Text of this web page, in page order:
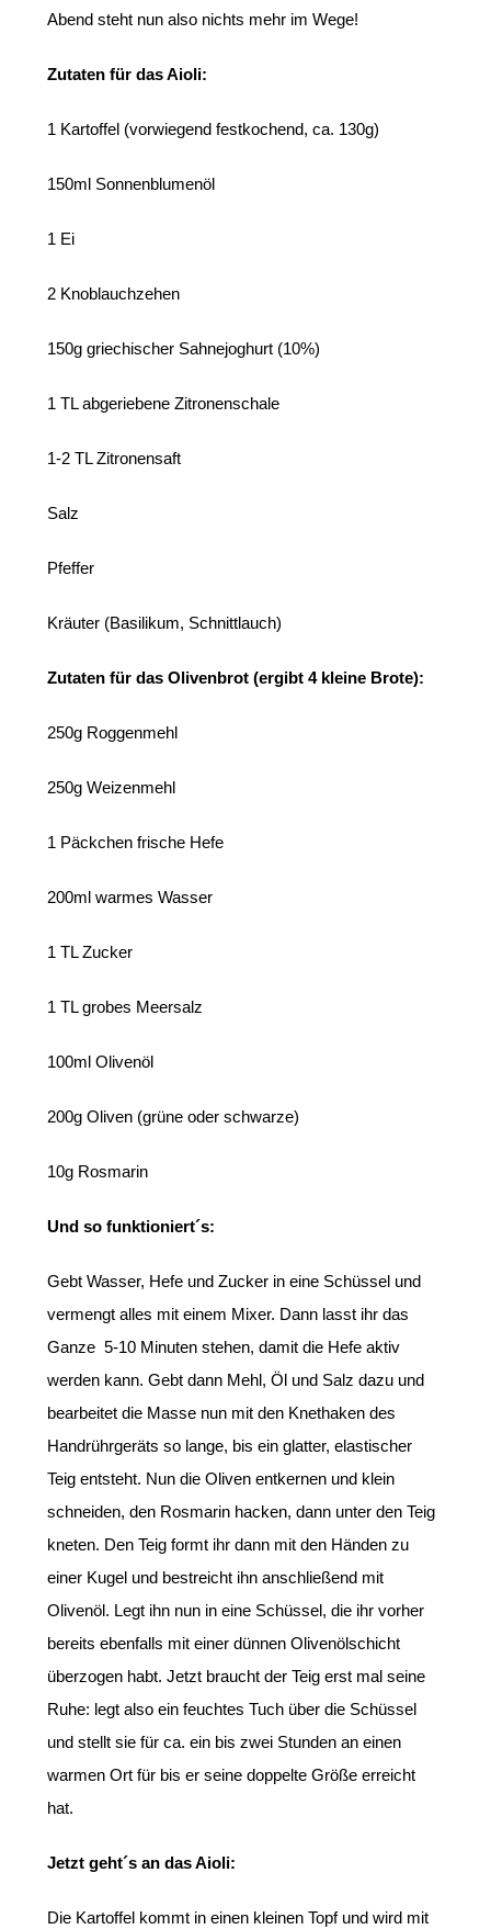
Abend steht nun also nichts mehr im Wege!
Zutaten für das Aioli:
1 Kartoffel (vorwiegend festkochend, ca. 130g)
150ml Sonnenblumenöl
1 Ei
2 Knoblauchzehen
150g griechischer Sahnejoghurt (10%)
1 TL abgeriebene Zitronenschale
1-2 TL Zitronensaft
Salz
Pfeffer
Kräuter (Basilikum, Schnittlauch)
Zutaten für das Olivenbrot (ergibt 4 kleine Brote):
250g Roggenmehl
250g Weizenmehl
1 Päckchen frische Hefe
200ml warmes Wasser
1 TL Zucker
1 TL grobes Meersalz
100ml Olivenöl
200g Oliven (grüne oder schwarze)
10g Rosmarin
Und so funktioniert´s:
Gebt Wasser, Hefe und Zucker in eine Schüssel und
vermengt alles mit einem Mixer. Dann lasst ihr das
Ganze 5-10 Minuten stehen, damit die Hefe aktiv
werden kann. Gebt dann Mehl, Öl und Salz dazu und
bearbeitet die Masse nun mit den Knethaken des
Handrührgeräts so lange, bis ein glatter, elastischer
Teig entsteht. Nun die Oliven entkernen und klein
schneiden, den Rosmarin hacken, dann unter den Teig
kneten. Den Teig formt ihr dann mit den Händen zu
einer Kugel und bestreicht ihn anschließend mit
Olivenöl. Legt ihn nun in eine Schüssel, die ihr vorher
bereits ebenfalls mit einer dünnen Olivenölschicht
überzogen habt. Jetzt braucht der Teig erst mal seine
Ruhe: legt also ein feuchtes Tuch über die Schüssel
und stellt sie für ca. ein bis zwei Stunden an einen
warmen Ort für bis er seine doppelte Größe erreicht
hat.
Jetzt geht´s an das Aioli:
Die Kartoffel kommt in einen kleinen Topf und wird mit